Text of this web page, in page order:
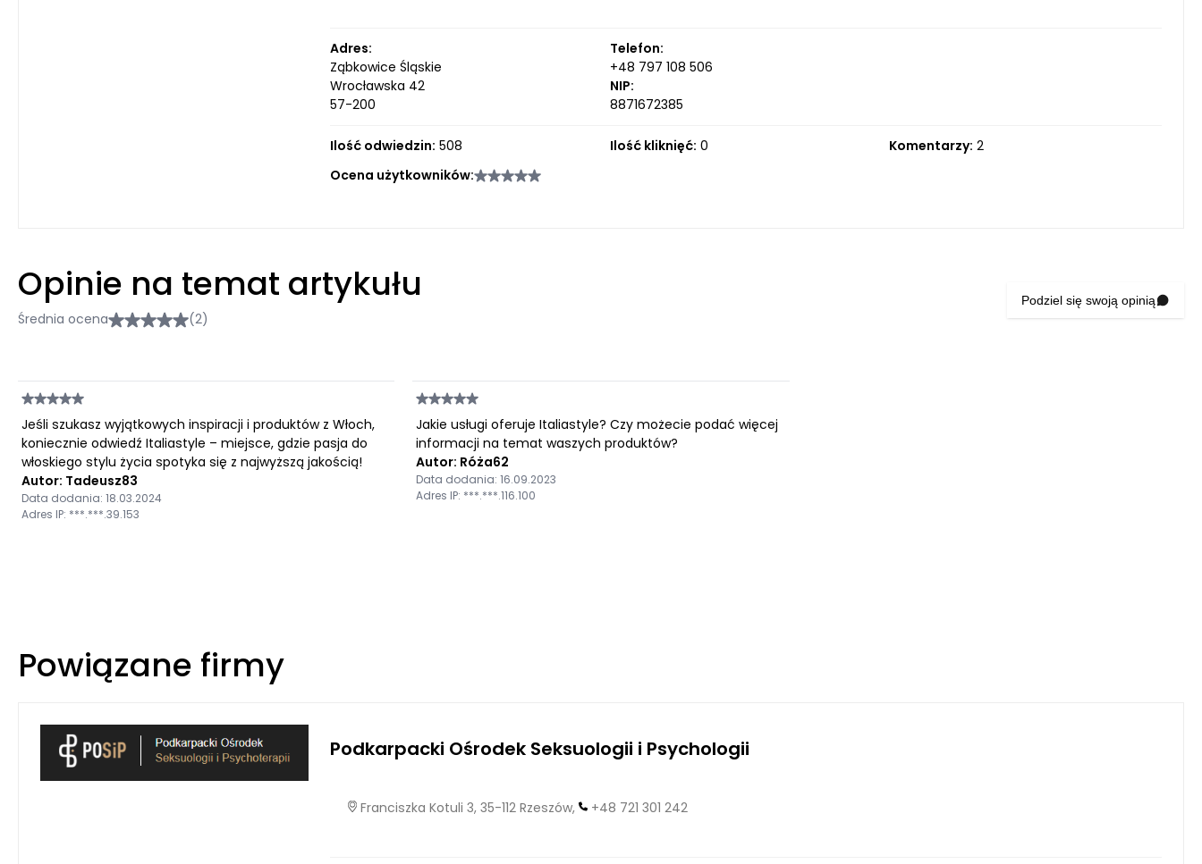
Adres:
Ząbkowice Śląskie
Wrocławska 42
57-200
Telefon:
+48 797 108 506
NIP:
8871672385
Ilość odwiedzin: 508 Ilość kliknięć: 0 Komentarzy: 2
Ocena użytkowników:
Opinie na temat artykułu
Średnia ocena (2)
Podziel się swoją opinią
Jeśli szukasz wyjątkowych inspiracji i produktów z Włoch,
koniecznie odwiedź Italiastyle – miejsce, gdzie pasja do
włoskiego stylu życia spotyka się z najwyższą jakością!
Autor: Tadeusz83
Data dodania: 18.03.2024
Adres IP: ***.***.39.153
Jakie usługi oferuje Italiastyle? Czy możecie podać więcej
informacji na temat waszych produktów?
Autor: Róża62
Data dodania: 16.09.2023
Adres IP: ***.***.116.100
Powiązane firmy
Podkarpacki Ośrodek Seksuologii i Psychologii
Franciszka Kotuli 3, 35-112 Rzeszów, +48 721 301 242